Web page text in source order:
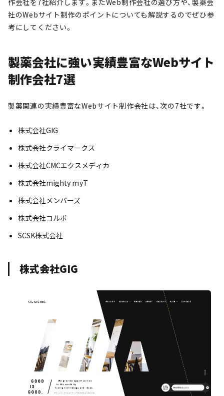
社のWebサイト制作のポイントについても解説するのでぜひ参
考にしてください。
製薬会社に強い実績豊富なWebサイト
制作会社7選
製薬関連の実績豊富なWebサイト制作会社は、次の7社です。
株式会社GIG
株式会社クライマークス
株式会社CMCエクスメディカ
株式会社mighty myT
株式会社メンバーズ
株式会社コルボ
SCSK株式会社
株式会社GIG